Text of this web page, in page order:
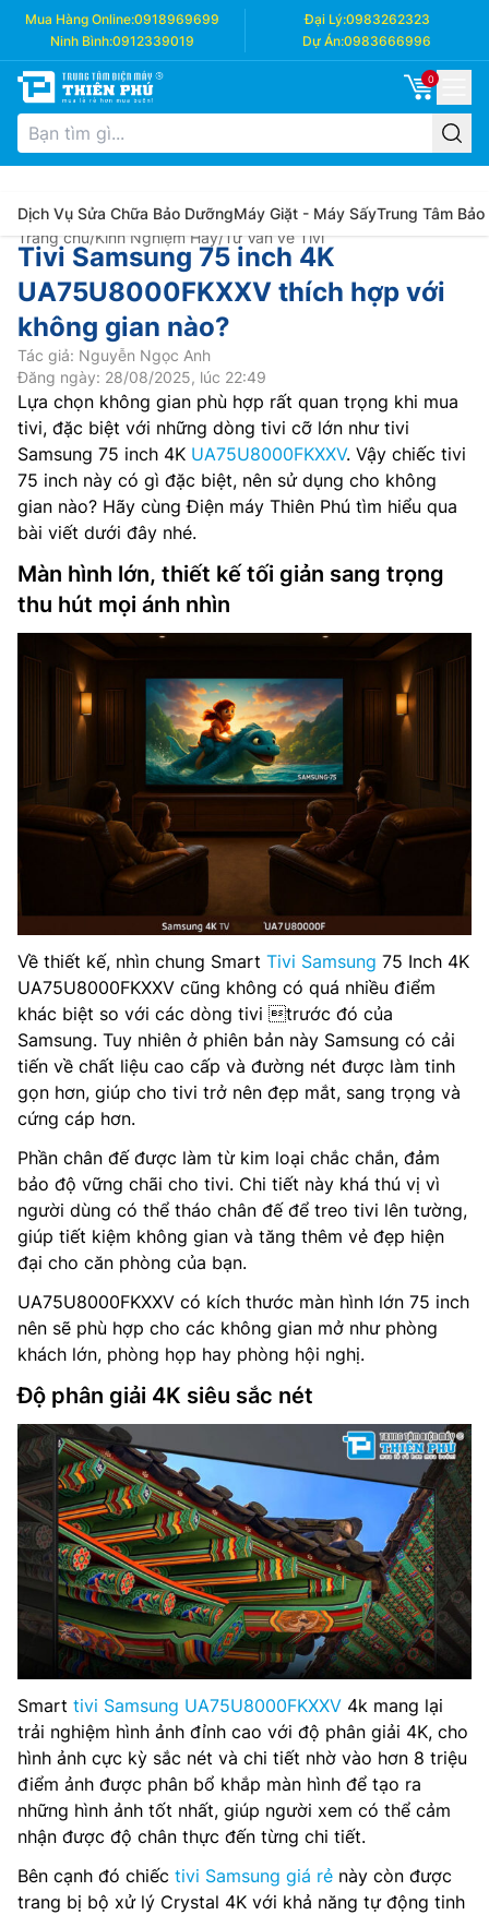
Mua Hàng Online:0918969699 Đại Lý:0983262323
Ninh Bình:0912339019 Dự Án:0983666996
0
Dịch Vụ Sửa Chữa Bảo DưỡngMáy Giặt - Máy SấyTrung Tâm Bảo
Trang chủ/Kinh Nghiệm Hay/Tư Vấn về Tivi
Tivi Samsung 75 inch 4K
UA75U8000FKXXV thích hợp với
không gian nào?
Tác giả: Nguyễn Ngọc Anh
Đăng ngày: 28/08/2025, lúc 22:49
Lựa chọn không gian phù hợp rất quan trọng khi mua
tivi, đặc biệt với những dòng tivi cỡ lớn như tivi
Samsung 75 inch 4K UA75U8000FKXXV. Vậy chiếc tivi
75 inch này có gì đặc biệt, nên sử dụng cho không
gian nào? Hãy cùng Điện máy Thiên Phú tìm hiểu qua
bài viết dưới đây nhé.
Màn hình lớn, thiết kế tối giản sang trọng
thu hút mọi ánh nhìn
Về thiết kế, nhìn chung Smart Tivi Samsung 75 Inch 4K
UA75U8000FKXXV cũng không có quá nhiều điểm
khác biệt so với các dòng tivi trước đó của
Samsung. Tuy nhiên ở phiên bản này Samsung có cải
tiến về chất liệu cao cấp và đường nét được làm tinh
gọn hơn, giúp cho tivi trở nên đẹp mắt, sang trọng và
cứng cáp hơn.
Phần chân đế được làm từ kim loại chắc chắn, đảm
bảo độ vững chãi cho tivi. Chi tiết này khá thú vị vì
người dùng có thể tháo chân đế để treo tivi lên tường,
giúp tiết kiệm không gian và tăng thêm vẻ đẹp hiện
đại cho căn phòng của bạn.
UA75U8000FKXXV có kích thước màn hình lớn 75 inch
nên sẽ phù hợp cho các không gian mở như phòng
khách lớn, phòng họp hay phòng hội nghị.
Độ phân giải 4K siêu sắc nét
Smart tivi Samsung UA75U8000FKXXV 4k mang lại
trải nghiệm hình ảnh đỉnh cao với độ phân giải 4K, cho
hình ảnh cực kỳ sắc nét và chi tiết nhờ vào hơn 8 triệu
điểm ảnh được phân bổ khắp màn hình để tạo ra
những hình ảnh tốt nhất, giúp người xem có thể cảm
nhận được độ chân thực đến từng chi tiết.
Bên cạnh đó chiếc tivi Samsung giá rẻ này còn được
trang bị bộ xử lý Crystal 4K với khả năng tự động tinh